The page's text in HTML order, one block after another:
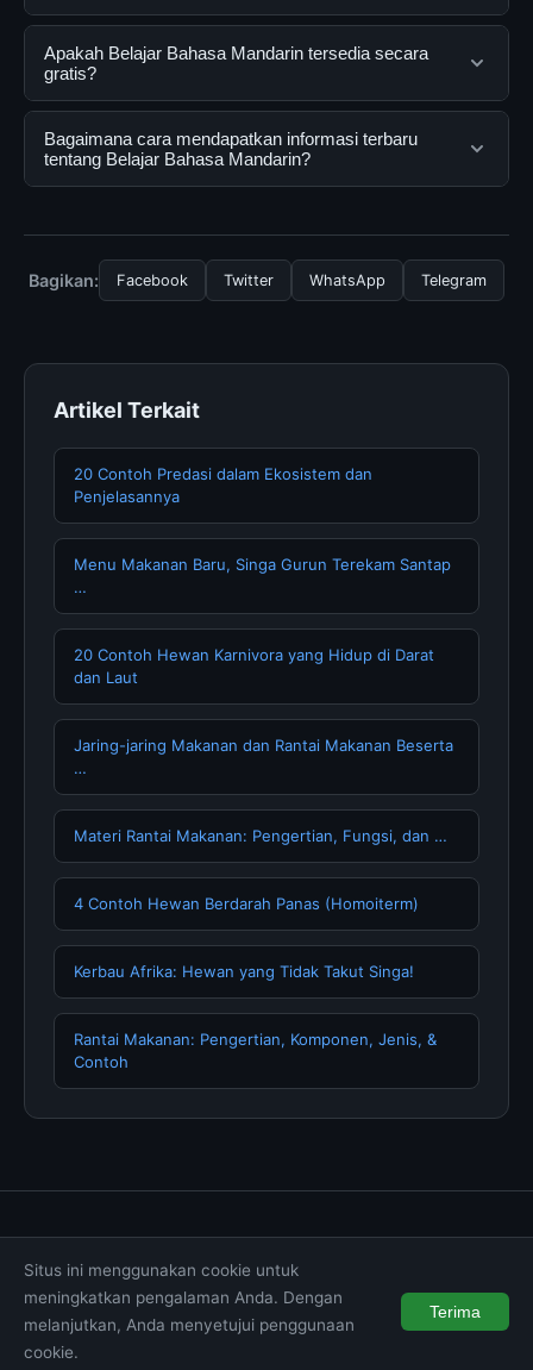
Belajar Bahasa Mandarin adalah layanan digital yang
dirancang untuk membantu pengguna mendapatkan
informasi lengkap dan terpercaya. Anda dapat
menggunakannya dengan mengunjungi situs resmi dan
mengikuti panduan yang tersedia.
Apakah Belajar Bahasa Mandarin tersedia secara
gratis?
Ya, Belajar Bahasa Mandarin dapat diakses secara
gratis oleh semua pengguna. Tidak ada biaya
tersembunyi atau langganan yang diperlukan untuk
Bagaimana cara mendapatkan informasi terbaru
tentang Belajar Bahasa Mandarin?
resmi kami secara berkala. Kami selalu memperbarui
konten dengan informasi terkini dan terpercaya.
Bagikan: Facebook Twitter WhatsApp Telegram
Artikel Terkait
20 Contoh Predasi dalam Ekosistem dan
Penjelasannya
Menu Makanan Baru, Singa Gurun Terekam Santap
…
20 Contoh Hewan Karnivora yang Hidup di Darat
dan Laut
Jaring-jaring Makanan dan Rantai Makanan Beserta
…
Materi Rantai Makanan: Pengertian, Fungsi, dan …
4 Contoh Hewan Berdarah Panas (Homoiterm)
Kerbau Afrika: Hewan yang Tidak Takut Singa!
Rantai Makanan: Pengertian, Komponen, Jenis, &
Contoh
Syarat & Ketentuan
© 2026 muktibox.com. All rights reserved.
Situs ini menggunakan cookie untuk
meningkatkan pengalaman Anda. Dengan
melanjutkan, Anda menyetujui penggunaan
cookie.
Terima